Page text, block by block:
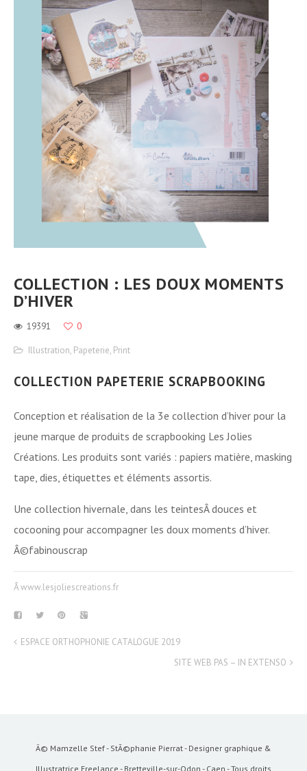
COLLECTION : LES DOUX MOMENTS
D’HIVER
19391 0
Illustration, Papeterie, Print
COLLECTION PAPETERIE SCRAPBOOKING
Conception et réalisation de la 3e collection d’hiver pour la
jeune marque de produits de scrapbooking Les Jolies
Créations. Les produits sont variés : papiers matière, masking
tape, dies, étiquettes et éléments assortis.
Une collection hivernale, dans les teintesÂ douces et
cocooning pour accompagner les doux moments d’hiver.
Â©fabinouscrap
Â www.lesjoliescreations.fr
ESPACE ORTHOPHONIE CATALOGUE 2019
SITE WEB PAS – IN EXTENSO
Â© Mamzelle Stef - StÃ©phanie Pierrat - Designer graphique &
Illustratrice Freelance - Bretteville-sur-Odon - Caen - Tous droits